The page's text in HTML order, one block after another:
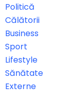
Politică
Călătorii
Business
Sport
Lifestyle
Sănătate
Externe